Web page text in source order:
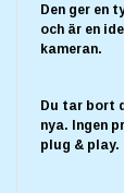
Den ger en
och är en
kameran.
Du tar bort
nya. Ingen
plug & play.